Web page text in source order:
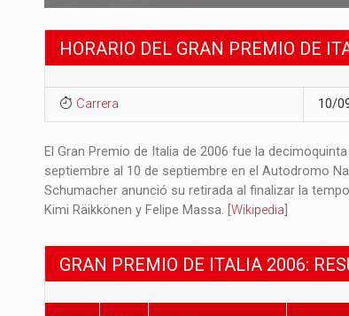
HORARIO DEL GRAN PREMIO DE
Carrera 10/
El Gran Premio de Italia de 2006 fue la
septiembre al 10 de septiembre en el Autodromo
Schumacher anunció su retirada al finalizar la
Kimi Räikkönen y Felipe Massa. [ Wikipedia
GRAN PREMIO DE ITALIA 2006: